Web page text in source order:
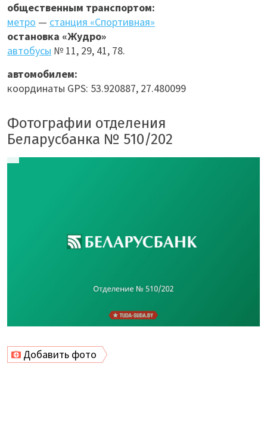
общественным транспортом:
метро — станция «Спортивная»
остановка «Жудро»
автобусы № 11, 29, 41, 78.
автомобилем:
координаты GPS: 53.920887, 27.480099
Фотографии отделения
Беларусбанка № 510/202
Добавить фото